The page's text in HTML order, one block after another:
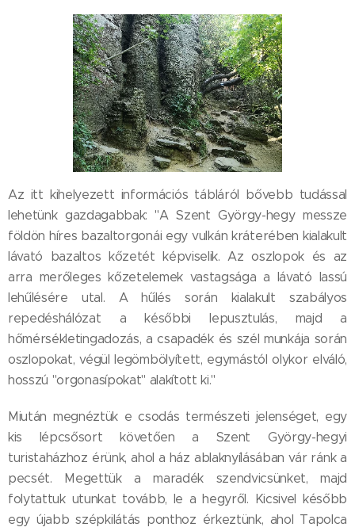
Az itt kihelyezett információs tábláról bővebb tudással
lehetünk gazdagabbak: "A Szent György-hegy messze
földön híres bazaltorgonái egy vulkán kráterében kialakult
lávató bazaltos kőzetét képviselik. Az oszlopok és az
arra merőleges kőzetelemek vastagsága a lávató lassú
lehűlésére utal. A hűlés során kialakult szabályos
repedéshálózat a későbbi lepusztulás, majd a
hőmérsékletingadozás, a csapadék és szél munkája során
oszlopokat, végül legömbölyített, egymástól olykor elváló,
hosszú "orgonasípokat" alakított ki."
Miután megnéztük e csodás természeti jelenséget, egy
kis lépcsősort követően a Szent György-hegyi
turistaházhoz érünk, ahol a ház ablaknyílásában vár ránk a
pecsét. Megettük a maradék szendvicsünket, majd
folytattuk utunkat tovább, le a hegyről. Kicsivel később
egy újabb szépkilátás ponthoz érkeztünk, ahol Tapolca